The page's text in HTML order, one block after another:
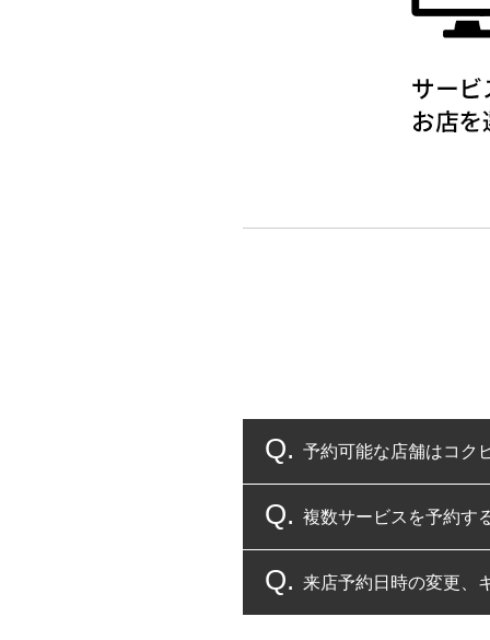
予約可能な店舗はコク
コクピット・タイヤ館
複数サービスを予約す
複数サービスのご予約
来店予約日時の変更、